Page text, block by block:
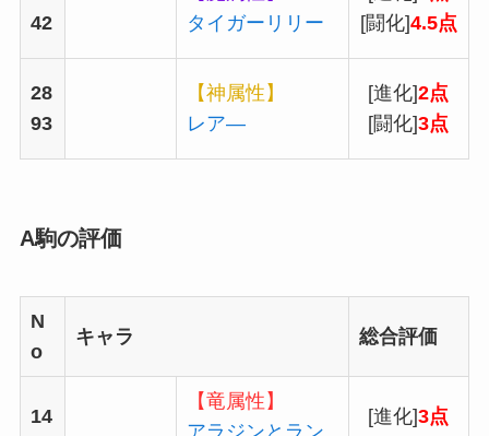
42
タイガーリリー
[闘化]4.5点
28
93
【神属性】
レア―
[進化]2点
[闘化]3点
A駒の評価
N
o
キャラ 総合評価
14
【竜属性】
[進化]3点